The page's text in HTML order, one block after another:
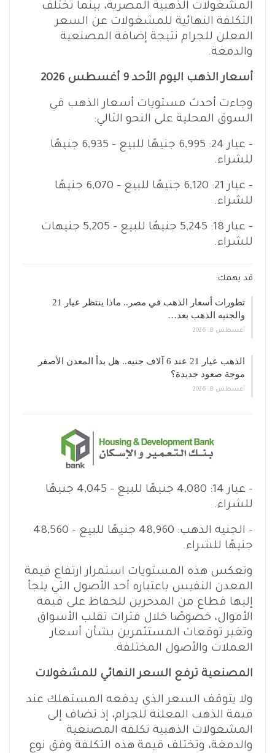
المشغولات الذهبية المصرية، بينما تختلف
التكلفة النهائية للمشغولات عن السعر
المعلن للجرام نتيجة إضافة المصنعية
والدمغة.
أسعار الذهب اليوم الأحد 9 أغسطس 2026
وجاءت أحدث مستويات أسعار الذهب في
السوق المحلية على النحو التالي:
– عيار 24: 6,995 جنيهًا للبيع – 6,935 جنيهًا
للشراء.
– عيار 21: 6,120 جنيهًا للبيع – 6,070 جنيهًا
للشراء.
– عيار 18: 5,245 جنيهًا للبيع – 5,205 جنيهات
للشراء.
قد يهمك:
تطورات أسعار الذهب في مصر.. ماذا ينتظر عيار 21
والجنيه الذهب بعد…
أغسطس 8, 2026
الذهب عيار 21 عند 6 آلاف جنيه.. هل بدأ المعدن الأصفر
موجة صعود جديدة؟
أغسطس 8, 2026
– عيار 14: 4,080 جنيهًا للبيع – 4,045 جنيهًا
للشراء.
– الجنيه الذهب: 48,960 جنيهًا للبيع – 48,560
جنيهًا للشراء.
وتعكس هذه المستويات استمرار ارتفاع قيمة
المعدن النفيس باعتباره أحد الأصول التي يلجأ
إليها قطاع من المدخرين للحفاظ على قيمة
الأموال، خصوصًا خلال فترات تقلب الأسواق
وتغير توقعات المستثمرين بشأن أسعار
العملات والأصول المختلفة.
المصنعية ترفع السعر النهائي للمشغولات
ولا يتوقف السعر الذي يدفعه المستهلك عند
قيمة الذهب المعلنة للجرام، إذ تضاف إلى
المشغولات الذهبية تكلفة المصنعية
والدمغة، وتختلف قيمة هذه التكلفة وفق نوع